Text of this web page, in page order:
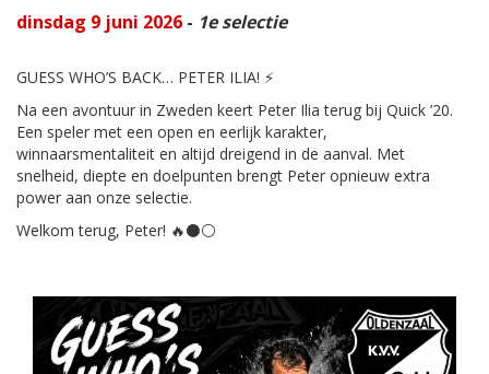
dinsdag 9 juni 2026 - 1e selectie
GUESS WHO’S BACK… PETER ILIA! ⚡️
Na een avontuur in Zweden keert Peter Ilia terug bij Quick ’20.
Een speler met een open en eerlijk karakter,
winnaarsmentaliteit en altijd dreigend in de aanval. Met
snelheid, diepte en doelpunten brengt Peter opnieuw extra
power aan onze selectie.
Welkom terug, Peter! 🔥⚫⚪